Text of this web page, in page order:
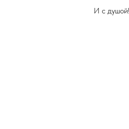
И с душой!